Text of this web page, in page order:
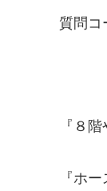
質問コ
『８
『ホ